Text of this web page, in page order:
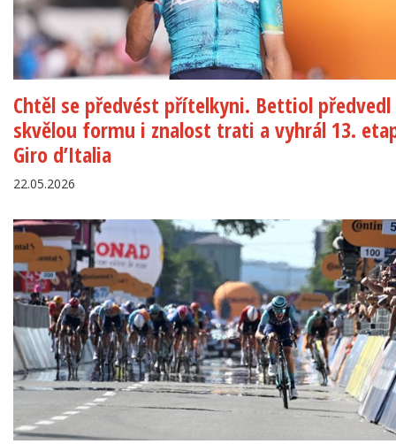
Chtěl se předvést přítelkyni. Bettiol předvedl
skvělou formu i znalost trati a vyhrál 13.
Giro d’Italia
22.05.2026